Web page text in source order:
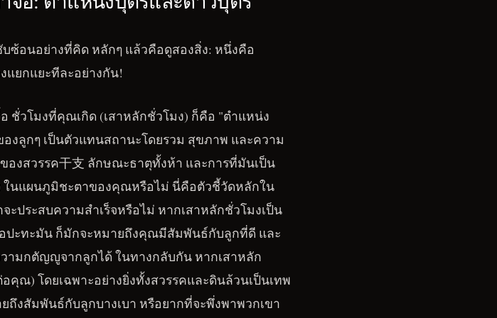
ซ้อนอย่างที่คิด หลักๆ แล้วคือดูสองสิ่ง: หนึ่งคือ
แยกแยะทีละอย่างกัน!
ชั่วโมงที่คุณเกิด (เสาหลักชั่วโมง) ก็คือ "ตำแหน่ง
ลูกๆ เป็นตัวแทนสถานะโดยรวม สุขภาพ และความ
องสวรรค干支 ลักษณะธาตุทั้งห้า และการที่มันเป็น
นแผนภูมิชะตาของคุณหรือไม่ นี่คือตัวชี้วัดหลักใน
ระสบความสำเร็จหรือไม่ หากเสาหลักชั่วโมงเป็น
ปะทะมัน ก็มักจะหมายถึงคุณมีสัมพันธ์กับลูกที่ดี และ
ามกตัญญูจากลูกได้ ในทางกลับกัน หากเสาหลัก
คุณ) โดยเฉพาะอย่างยิ่งทั้งสวรรคและดินล้วนเป็นเทพ
ถึงสัมพันธ์กับลูกบางเบา หรือยากที่จะพึ่งพาพวกเขา